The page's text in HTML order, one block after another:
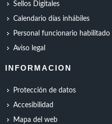
Sellos Digitales
Calendario días inhábiles
Personal funcionario habilitado
Aviso legal
INFORMACION
Protección de datos
Accesibilidad
Mapa del web